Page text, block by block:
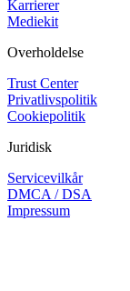
Karrierer
Mediekit
Overholdelse
Trust Center
Privatlivspolitik
Cookiepolitik
Juridisk
Servicevilkår
DMCA / DSA
Impressum